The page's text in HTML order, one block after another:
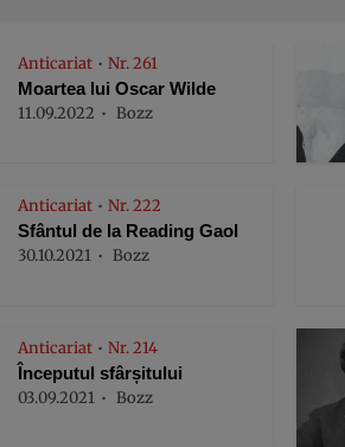
Anticariat • Nr. 261
Moartea lui Oscar Wilde
11.09.2022
Bozz
Anticariat • Nr. 222
Sfântul de la Reading Gaol
30.10.2021
Bozz
Anticariat • Nr. 214
Începutul sfârșitului
03.09.2021
Bozz